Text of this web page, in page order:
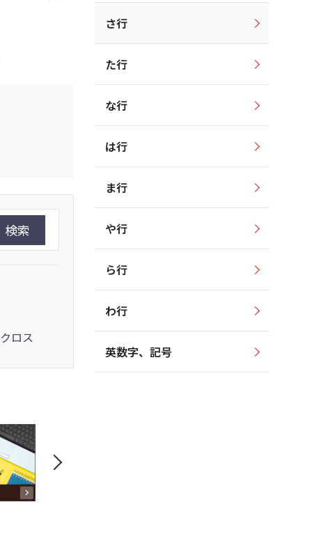
検索
ロス
さ行
た行
な行
は行
ま行
や行
ら行
わ行
英数字、記号